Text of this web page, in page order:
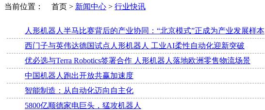
当前位置： 首页 > 新闻中心 > 行业快讯
人形机器人半马比赛背后的产业协同：“北京模式”正成为产业发展样本
西门子与英伟达德国试点人形机器人 工业AI柔性自动化迎新突破
优必选与Terra Robotics签署合作 人形机器人落地欧洲零售物流场景
中国机器人跑出开放共赢加速度
智能制造：从自动化迈向自主化
5800亿顺德家电巨头，猛攻机器人